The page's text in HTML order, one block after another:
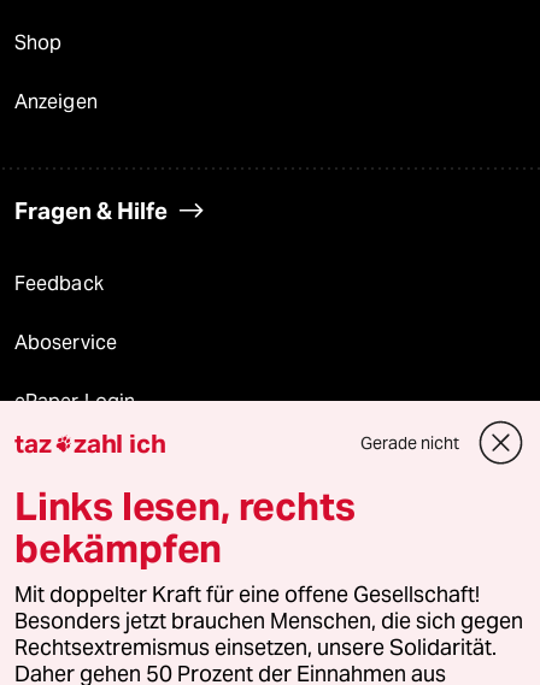
Shop
Anzeigen
Fragen & Hilfe
Feedback
Aboservice
ePaper Login
Downloads für Abonnierende
© 2026 taz Verlags und Vertriebs GmbH
Alle Rechte vorbehalten. Bei rechtlichen Fragen oder für Genehmigungen
wenden Sie sich bitte an
lizenzen@taz.de
taz zahl ich Gerade nicht
Links lesen, rechts
bekämpfen
Mit doppelter Kraft für eine offene Gesellschaft!
Besonders jetzt brauchen Menschen, die sich gegen
Rechtsextremismus einsetzen, unsere Solidarität.
Daher gehen 50 Prozent der Einnahmen aus